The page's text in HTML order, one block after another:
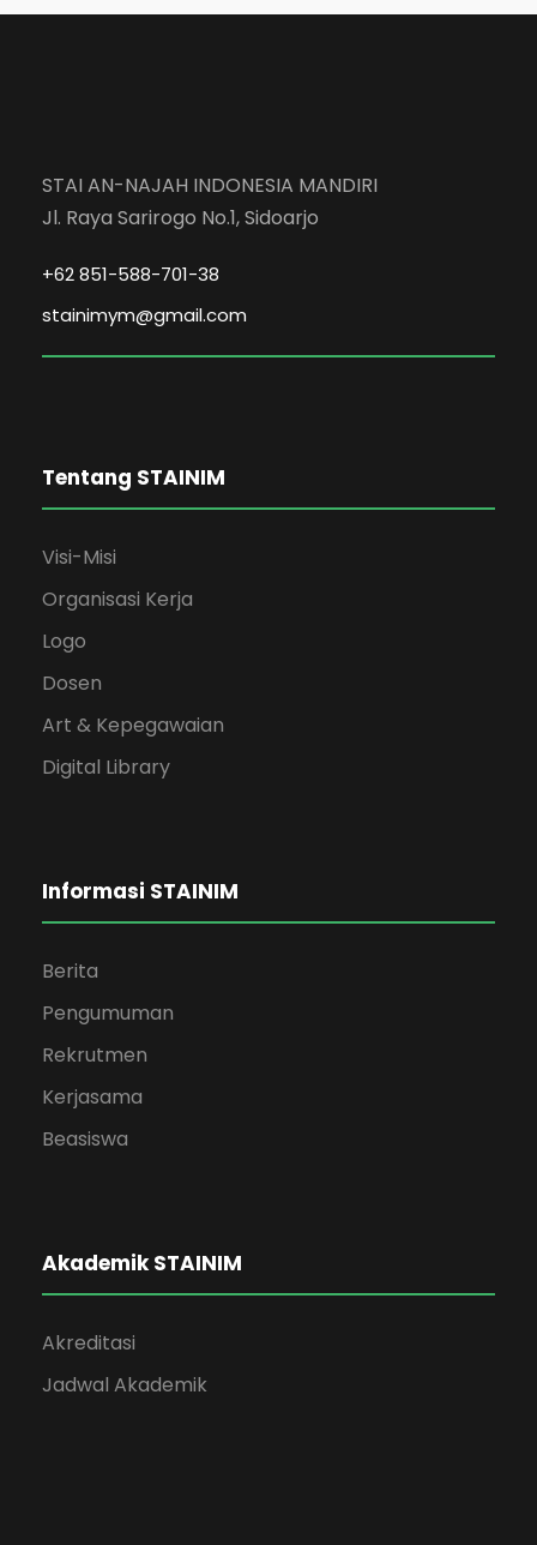
STAI AN-NAJAH INDONESIA MANDIRI
Jl. Raya Sarirogo No.1, Sidoarjo
+62 851-588-701-38
stainimym@gmail.com
Tentang STAINIM
Visi-Misi
Organisasi Kerja
Logo
Dosen
Art & Kepegawaian
Digital Library
Informasi STAINIM
Berita
Pengumuman
Rekrutmen
Kerjasama
Beasiswa
Akademik STAINIM
Akreditasi
Jadwal Akademik